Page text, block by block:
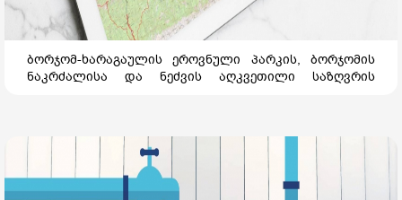
ბორჯომ-ხარაგაულის ეროვნული პარკის, ბორჯომის
ნაკრძალისა და ნეძვის აღკვეთილი საზღვრის